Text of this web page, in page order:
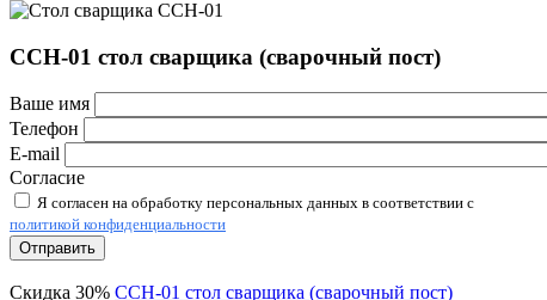
ССН-01 стол сварщика (сварочный пост)
Ваше имя
Телефон
E-mail
Согласие
Я согласен на обработку персональных данных в соответствии с
политикой конфиденциальности
Отправить
Скидка 30% ССН-01 стол сварщика (сварочный пост)